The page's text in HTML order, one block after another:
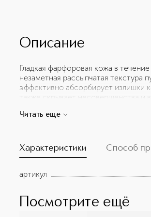
Описание
Гладкая фарфоровая кожа в
незаметная рассыпчатая
эффективно абсорбирует излишки
также скрывает несовершенства и
увлажняют, разглаживают,
Читать еще
Характеристики Способ
артикул
Посмотрите ещё